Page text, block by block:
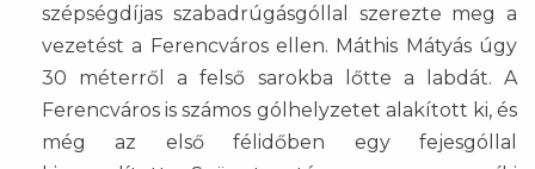
szépségdíjas szabadrúgásgóllal szerezte meg a
vezetést a Ferencváros ellen. Máthis Mátyás úgy
30 méterről a felső sarokba lőtte a labdát. A
Ferencváros is számos gólhelyzetet alakított ki, és
még az első félidőben egy fejesgóllal